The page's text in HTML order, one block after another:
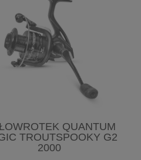
QUANTUM
TROUTSPOOKY G2
2000